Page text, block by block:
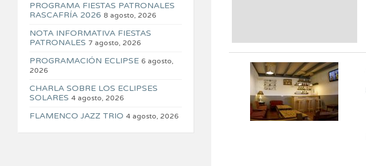
PROGRAMA FIESTAS PATRONALES
RASCAFRÍA 2026 8 agosto, 2026
NOTA INFORMATIVA FIESTAS
PATRONALES 7 agosto, 2026
PROGRAMACIÓN ECLIPSE 6 agosto,
2026
CHARLA SOBRE LOS ECLIPSES
SOLARES 4 agosto, 2026
FLAMENCO JAZZ TRIO 4 agosto, 2026